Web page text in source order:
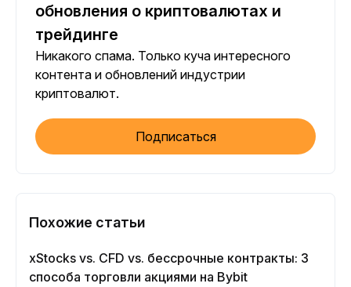
обновления о криптовалютах и
трейдинге
Никакого спама. Только куча интересного
контента и обновлений индустрии
криптовалют.
Подписаться
Похожие статьи
xStocks vs. CFD vs. бессрочные контракты: 3
способа торговли акциями на Bybit